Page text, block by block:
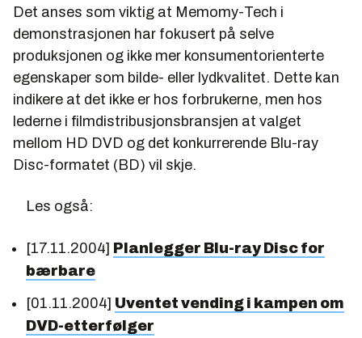
Det anses som viktig at Memomy-Tech i
demonstrasjonen har fokusert på selve
produksjonen og ikke mer konsumentorienterte
egenskaper som bilde- eller lydkvalitet. Dette kan
indikere at det ikke er hos forbrukerne, men hos
lederne i filmdistribusjonsbransjen at valget
mellom HD DVD og det konkurrerende Blu-ray
Disc-formatet (BD) vil skje.
Les også:
[17.11.2004] Planlegger Blu-ray Disc for
bærbare
[01.11.2004] Uventet vending i kampen om
DVD-etterfølger